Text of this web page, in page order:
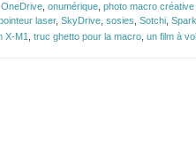
OneDrive onumérique photo macro
laser, SkyDrive sosies Sotchi Spark
X-M1 truc ghetto pour la macro un film à